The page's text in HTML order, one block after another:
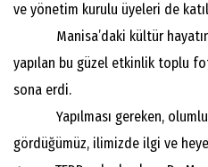
ve yönetim kurulu üyeleri de
Manisa’daki kültür
yapılan bu güzel etkinlik toplu
sona erdi.
Yapılması gereken, olumlu
gördüğümüz, ilimizde ilgi ve